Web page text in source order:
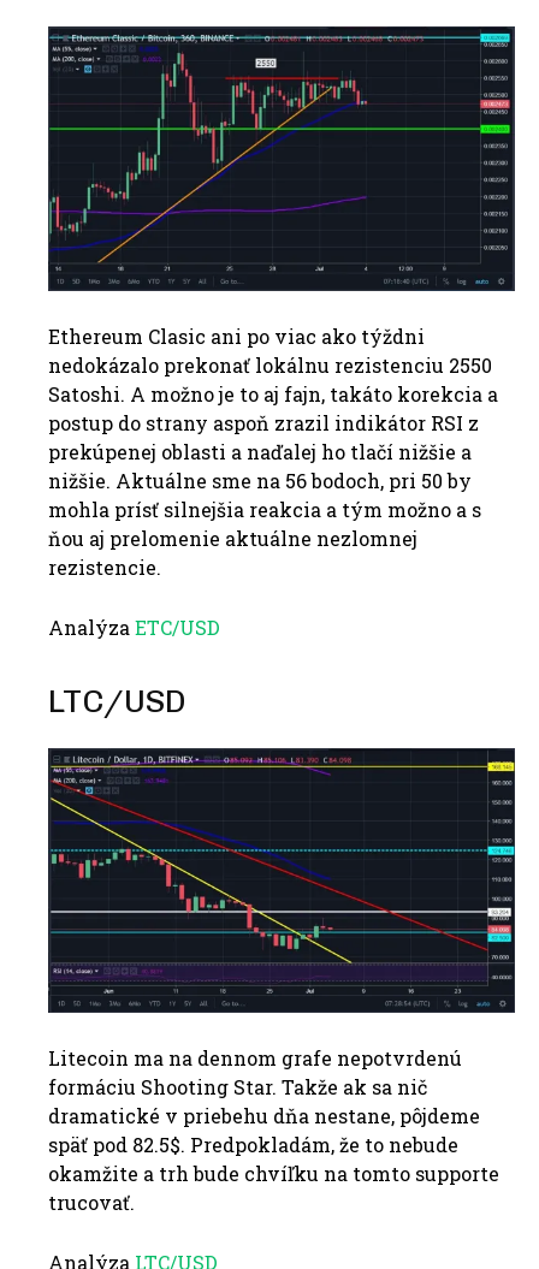
Ethereum Clasic ani po viac ako týždni
nedokázalo prekonať lokálnu rezistenciu 2550
Satoshi. A možno je to aj fajn, takáto korekcia a
postup do strany aspoň zrazil indikátor RSI z
prekúpenej oblasti a naďalej ho tlačí nižšie a
nižšie. Aktuálne sme na 56 bodoch, pri 50 by
mohla prísť silnejšia reakcia a tým možno a s
ňou aj prelomenie aktuálne nezlomnej
rezistencie.
AnalýzaETC/USD
LTC/USD
Litecoin ma na dennom grafe nepotvrdenú
formáciu Shooting Star. Takže ak sa nič
dramatické v priebehu dňa nestane, pôjdeme
späť pod 82.5$. Predpokladám, že to nebude
okamžite a trh bude chvíľku na tomto supporte
trucovať.
Analýza LTC/USD